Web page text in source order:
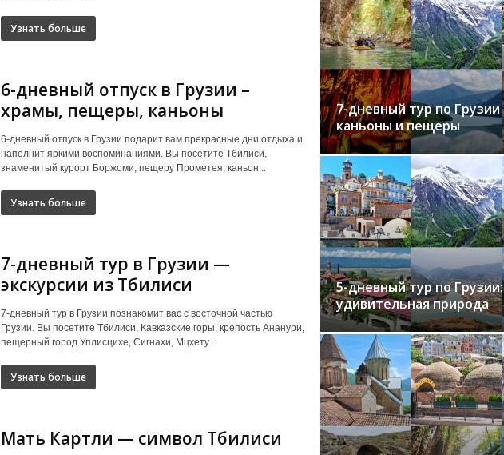
Узнать больше
6-дневный отпуск в Грузии –
храмы, пещеры, каньоны
6-дневный отпуск в Грузии подарит вам прекрасные дни отдыха и
наполнит яркими воспоминаниями. Вы посетите Тбилиси,
знаменитый курорт Боржоми, пещеру Прометея, каньон...
Узнать больше
7-дневный тур в Грузии —
экскурсии из Тбилиси
7-дневный тур в Грузии познакомит вас с восточной частью
Грузии. Вы посетите Тбилиси, Кавказские горы, крепость Ананури,
пещерный город Уплисцихе, Сигнахи, Мцхету...
Узнать больше
Мать Картли — символ Тбилиси
7-дневный тур по Грузии
каньоны и пещеры
5-дневный тур по
удивительная природа